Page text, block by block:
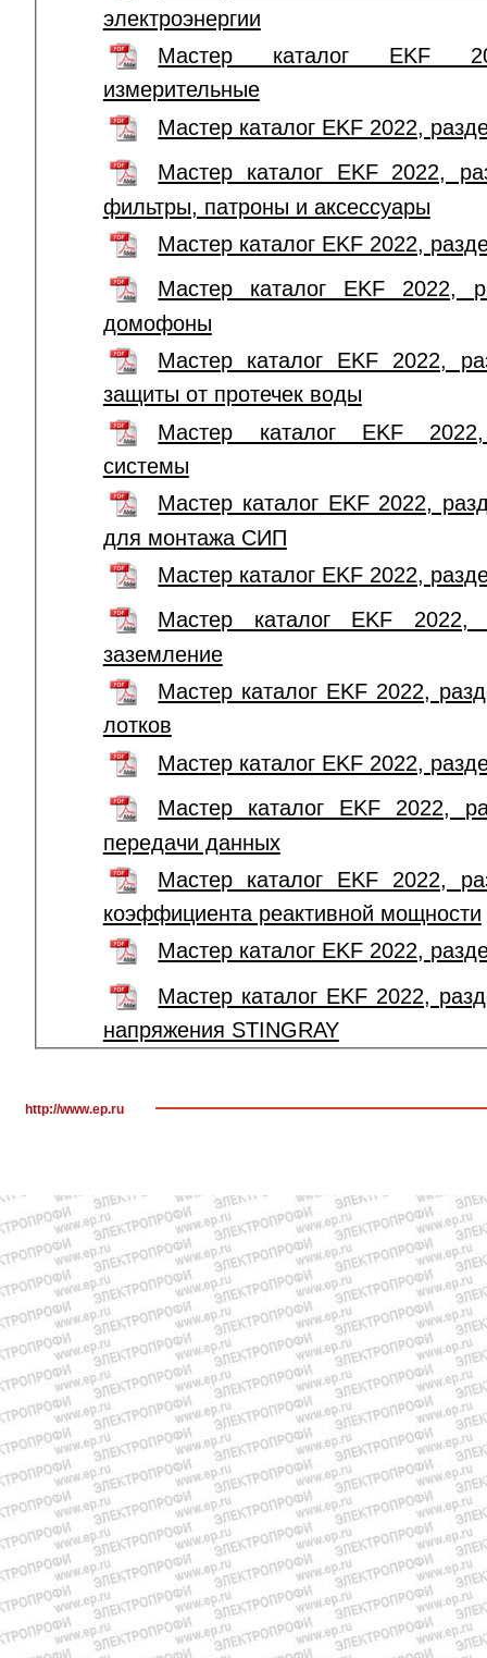
электроэнергии
Мастер каталог EKF
измерительные
Мастер каталог EKF 2022,
Мастер каталог EKF 2022,
фильтры, патроны и аксессуары
Мастер каталог EKF 2022,
Мастер каталог EKF 2022,
домофоны
Мастер каталог EKF 2022,
защиты от протечек воды
Мастер каталог EKF
системы
Мастер каталог EKF 2022,
для монтажа СИП
Мастер каталог EKF 2022,
Мастер каталог EKF
заземление
Мастер каталог EKF 2022,
лотков
Мастер каталог EKF 2022,
Мастер каталог EKF 2022,
передачи данных
Мастер каталог EKF 2022,
коэффициента реактивной мощности
Мастер каталог EKF 2022,
Мастер каталог EKF 2022,
напряжения STINGRAY
http://www.ep.ru